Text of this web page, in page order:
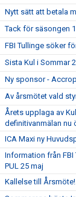
Nytt sätt att betala
Tack för säsongen
FBI Tullinge söker
Sista Kul i Sommar
Ny sponsor -
Av årsmötet vald
Årets upplaga av
definitivanmälan nu
ICA Maxi ny
Information från FBI
PUL 25 maj
Kallelse till Årsmöte!